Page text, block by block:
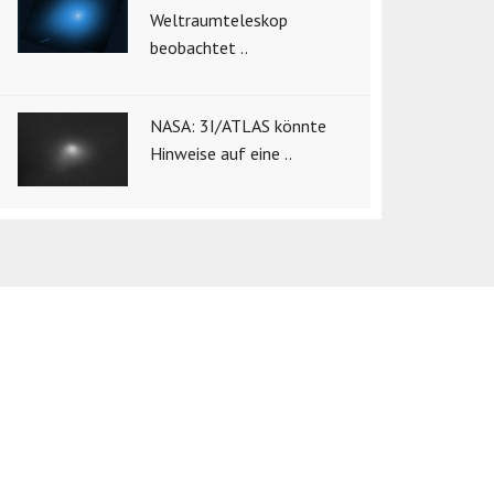
Weltraumteleskop
beobachtet ..
NASA: 3I/ATLAS könnte
Hinweise auf eine ..